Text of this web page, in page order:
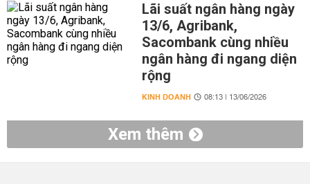
Lãi suất ngân hàng ngày
13/6, Agribank,
Sacombank cùng nhiều
ngân hàng đi ngang diện
rộng
KINH DOANH 08:13 | 13/06/2026
Xem thêm